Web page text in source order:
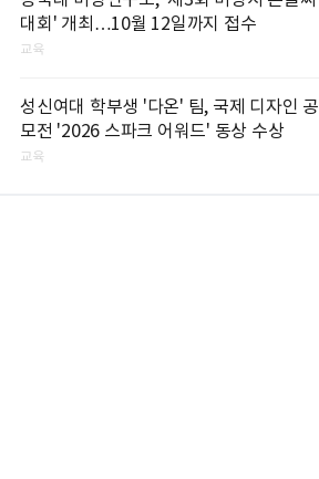
대회' 개최…10월 12일까지 접수
교육
성신여대 학부생 '다온' 팀, 국제 디자인 공
모전 '2026 스파크 어워드' 동상 수상
교육